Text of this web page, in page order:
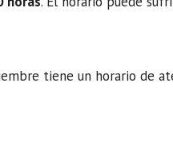
tiene un horario de